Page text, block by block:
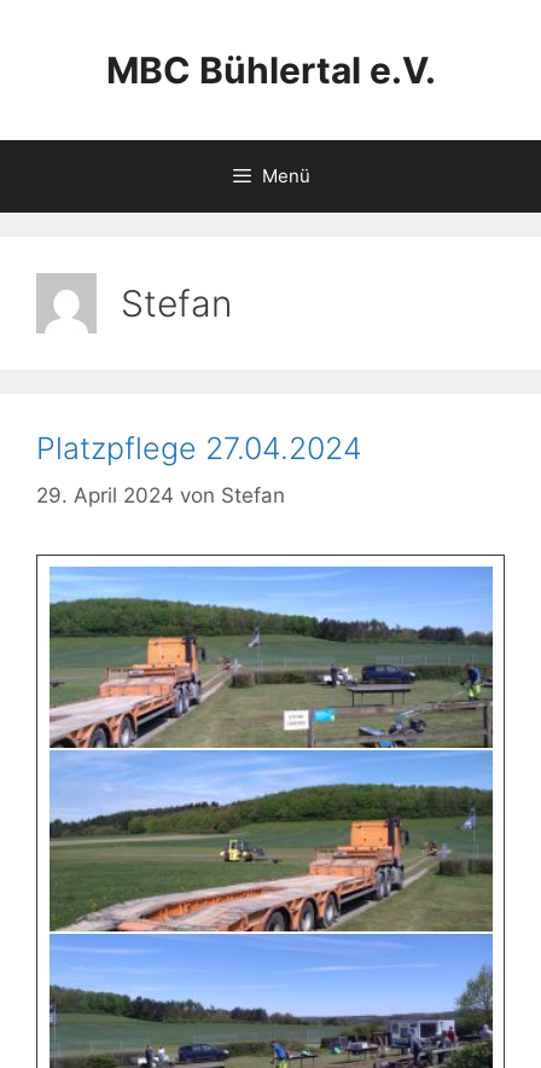
MBC Bühlertal e.V.
Menü
Stefan
Platzpflege 27.04.2024
29. April 2024 von Stefan